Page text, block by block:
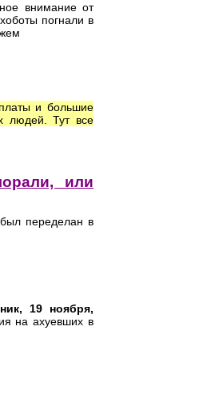
внимание от
погнали в
и большие
людей. Тут все
или
был переделан в
19 ноября,
на ахуевших в